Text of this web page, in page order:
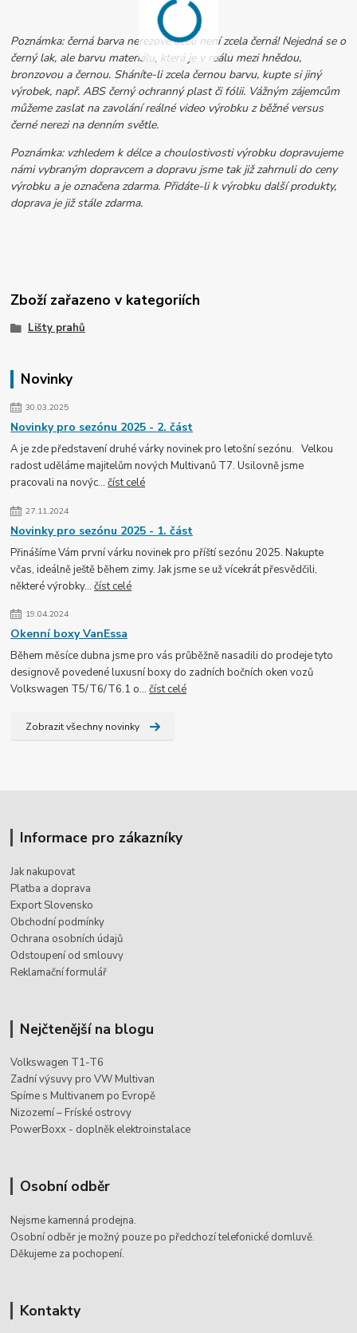
Novinky
30.03.2025
Novinky pro sezónu 2025 - 2. část
A je zde představení druhé várky novinek pro letošní sezónu. Velkou
radost uděláme majitelům nových Multivanů T7. Usilovně jsme
pracovali na novýc...číst celé
27.11.2024
Novinky pro sezónu 2025 - 1. část
Přinášíme Vám první várku novinek pro příští sezónu 2025. Nakupte
včas, ideálně ještě během zimy. Jak jsme se už vícekrát přesvědčili,
některé výrobky...číst celé
19.04.2024
Okenní boxy VanEssa
Během měsíce dubna jsme pro vás průběžně nasadili do prodeje tyto
designově povedené luxusní boxy do zadních bočních oken vozů
Volkswagen T5/T6/T6.1 o...číst celé
Zobrazit všechny novinky
Poznámka: černá barva nerezové oceli není zcela černá! Nejedná se o
černý lak, ale barvu materiálu, která je v reálu mezi hnědou,
bronzovou a černou. Sháníte-li zcela černou barvu, kupte si jiný
výrobek, např. ABS černý ochranný plast či fólii. Vážným zájemcům
můžeme zaslat na zavolání reálné video výrobku z běžné versus
černé nerezi na denním světle.
Poznámka: vzhledem k délce a choulostivosti výrobku dopravujeme
námi vybraným dopravcem a dopravu jsme tak již zahrnuli do ceny
výrobku a je označena zdarma. Přidáte-li k výrobku další produkty,
doprava je již stále zdarma.
Zboží zařazeno v kategoriích
Lišty prahů
Informace pro zákazníky
Jak nakupovat
Platba a doprava
Export Slovensko
Obchodní podmínky
Ochrana osobních údajů
Odstoupení od smlouvy
Reklamační formulář
Nejčtenější na blogu
Volkswagen T1-T6
Zadní výsuvy pro VW Multivan
Spíme s Multivanem po Evropě
Nizozemí – Fríské ostrovy
PowerBoxx - doplněk elektroinstalace
Osobní odběr
Nejsme kamenná prodejna.
Osobní odběr je možný pouze po předchozí telefonické domluvě.
Děkujeme za pochopení.
Kontakty